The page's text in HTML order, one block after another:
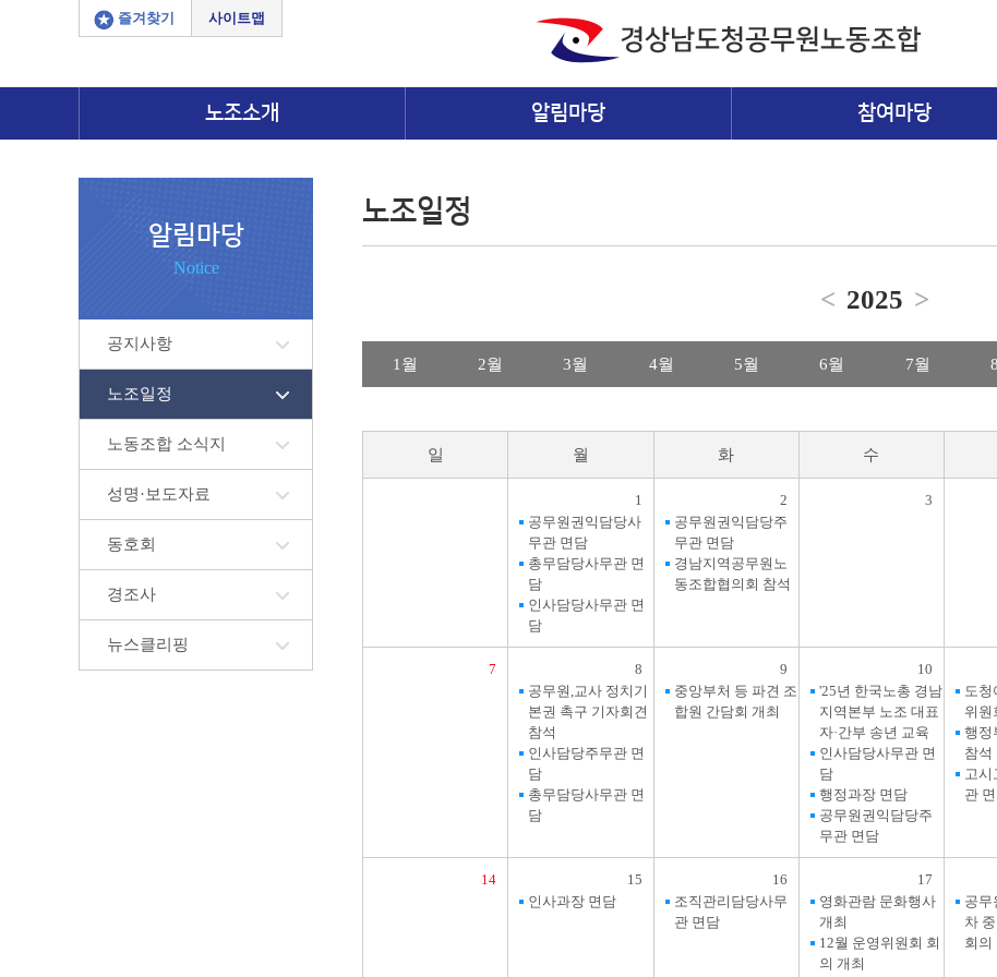
즐겨찾기 사이트맵
노조소개 알림마당 참여마당
알림마당
Notice
공지사항
노조일정
노동조합 소식지
성명·보도자료
동호회
경조사
뉴스클리핑
노조일정
< 2025 >
1월 2월 3월 4월 5월 6월 7월
일 월 화 수
1
공무원권익담당사
무관 면담
총무담당사무관 면
담
인사담당사무관 면
담
2
공무원권익담당주
무관 면담
경남지역공무원노
동조합협의회 참석
3
7
8
공무원,교사 정치기
본권 촉구 기자회견
참석
인사담당주무관 면
담
총무담당사무관 면
담
9
중앙부처 등 파견 조
합원 간담회 개최
10
'25년 한국노총 경남
지역본부 노조 대표
자·간부 송년 교육
인사담당사무관 면
담
행정과장 면담
공무원권익담당주
무관 면담
도청
위원
행정
참석
고시
관
14
15
인사과장 면담
16
조직관리담당사무
관 면담
17
영화관람 문화행사
개최
12월 운영위원회 회
의 개최
공무
차
회의